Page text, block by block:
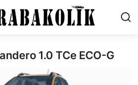
1.0 TCe ECO-G